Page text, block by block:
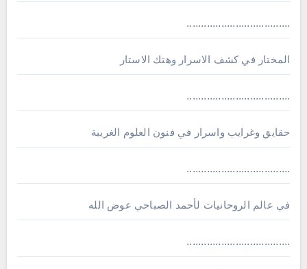
....................................
المختار في كشف الاسرار وهتك الاستار
....................................
حقايق وغرايب واسرار في فنون العلوم الغريبة
....................................
في عالم الروحانيات لأحمد الصباحي عوض الله
....................................